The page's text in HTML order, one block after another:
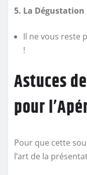
5. La Dégustation
Il ne vous reste
!
Astuces
pour
Pour que cette
l’art de la